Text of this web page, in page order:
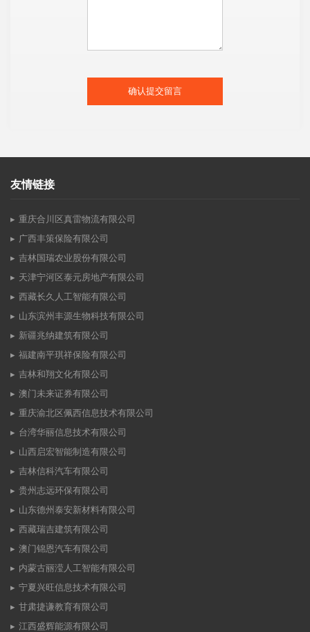
确认提交留言
友情链接
重庆合川区真雷物流有限公司
广西丰策保险有限公司
吉林国瑞农业股份有限公司
天津宁河区泰元房地产有限公司
西藏长久人工智能有限公司
山东滨州丰源生物科技有限公司
新疆兆纳建筑有限公司
福建南平琪祥保险有限公司
吉林和翔文化有限公司
澳门未来证券有限公司
重庆渝北区佩西信息技术有限公司
台湾华丽信息技术有限公司
山西启宏智能制造有限公司
吉林信科汽车有限公司
贵州志远环保有限公司
山东德州泰安新材料有限公司
西藏瑞吉建筑有限公司
澳门锦恩汽车有限公司
内蒙古丽滢人工智能有限公司
宁夏兴旺信息技术有限公司
甘肃捷谦教育有限公司
江西盛辉能源有限公司